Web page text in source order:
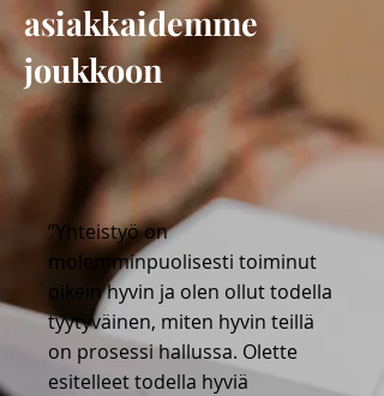
asiakkaidemme
joukkoon
”Yhteistyö on
molemminpuolisesti toiminut
oikein hyvin ja olen ollut todella
tyytyväinen, miten hyvin teillä
on prosessi hallussa. Olette
esitelleet todella hyviä